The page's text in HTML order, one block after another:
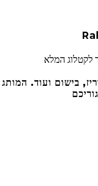
לקטלוג המלא
בישום ועוד.